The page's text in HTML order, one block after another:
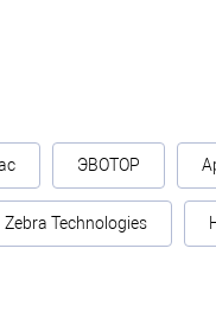
ЭВОТОР
Zebra Technologies